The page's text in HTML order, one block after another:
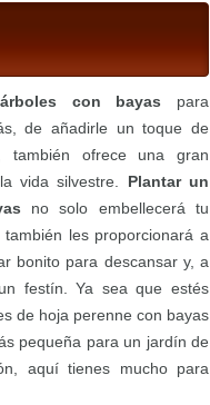
árboles con bayas para
de añadirle un toque de
también ofrece una gran
vida silvestre. Plantar un
no solo embellecerá tu
les proporcionará a
bonito para descansar y, a
festín. Ya sea que estés
de hoja perenne con bayas
pequeña para un jardín de
aquí tienes mucho para